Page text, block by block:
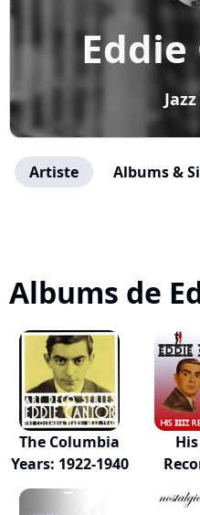
Artiste Albums &
Albums de
The Columbia
Years: 1922-1940